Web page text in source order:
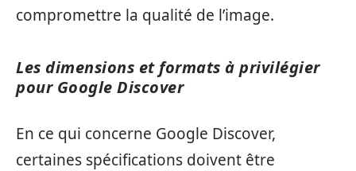
compromettre la qualité de l’image.
Les dimensions et formats à privilégier
pour Google Discover
En ce qui concerne Google Discover,
certaines spécifications doivent être